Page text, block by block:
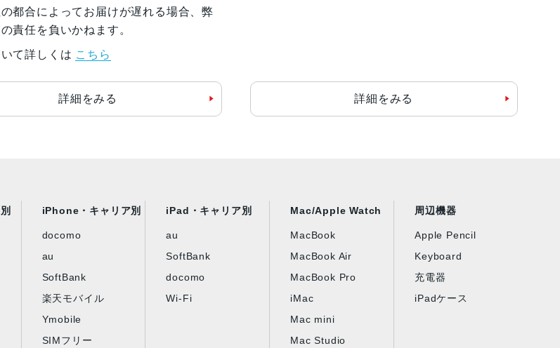
都合によってお届けが遅れる場合、弊
責任を負いかねます。
て詳しくは こちら
詳細をみる 詳細をみる
iPhone・キャリア別
docomo
au
SoftBank
楽天モバイル
Ymobile
SIMフリー
iPad・キャリア別
au
SoftBank
docomo
Wi-Fi
Mac/Apple Watch
MacBook
MacBook Air
MacBook Pro
iMac
Mac mini
Mac Studio
周辺機器
Apple Pencil
Keyboard
充電器
iPadケース